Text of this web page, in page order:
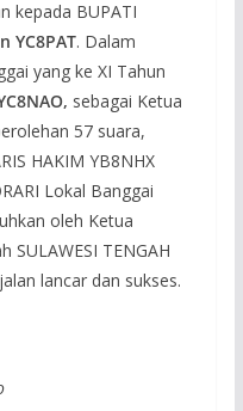
kepada BUPATI
YC8PAT. Dalam
yang ke XI Tahun
sebagai Ketua
57 suara,
HAKIM YB8NHX
Lokal Banggai
oleh Ketua
SULAWESI TENGAH
lancar dan sukses.